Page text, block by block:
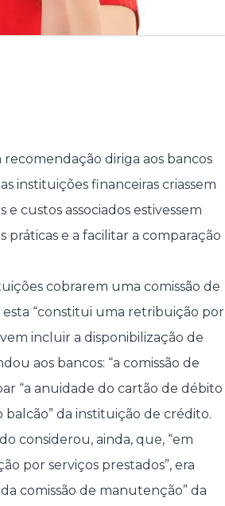
diriga aos bancos
instituições financeiras criassem
custos associados estivessem
e a facilitar a comparação
cobrarem uma comissão de
“constitui uma retribuição por
incluir a disponibilização de
aos bancos: “a comissão de
“a anuidade do cartão de débito
da instituição de crédito.
considerou, ainda, que, “em
por serviços prestados”, era
comissão de manutenção” da